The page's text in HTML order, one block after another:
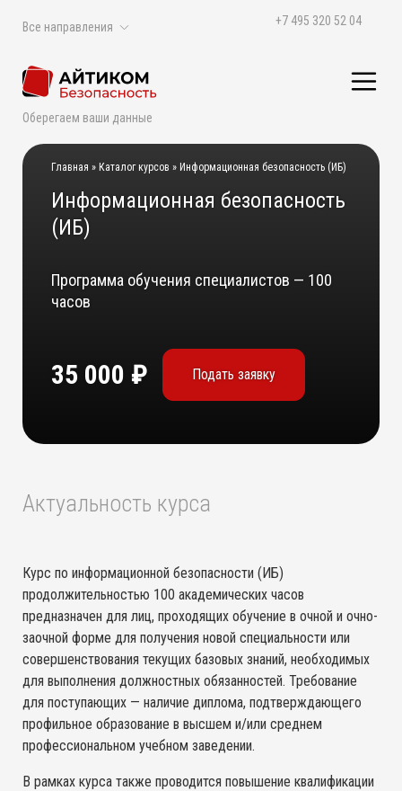
Все направления +7 495 320 52 04
Оберегаем ваши данные
Главная » Каталог курсов » Информационная безопасность (ИБ)
Информационная безопасность
(ИБ)
Программа обучения специалистов — 100
часов
35 000 Подать заявку
Актуальность курса
Курс по информационной безопасности (ИБ)
продолжительностью 100 академических часов
предназначен для лиц, проходящих обучение в очной и очно-
заочной форме для получения новой специальности или
совершенствования текущих базовых знаний, необходимых
для выполнения должностных обязанностей. Требование
для поступающих — наличие диплома, подтверждающего
профильное образование в высшем и/или среднем
профессиональном учебном заведении.
В рамках курса также проводится повышение квалификации